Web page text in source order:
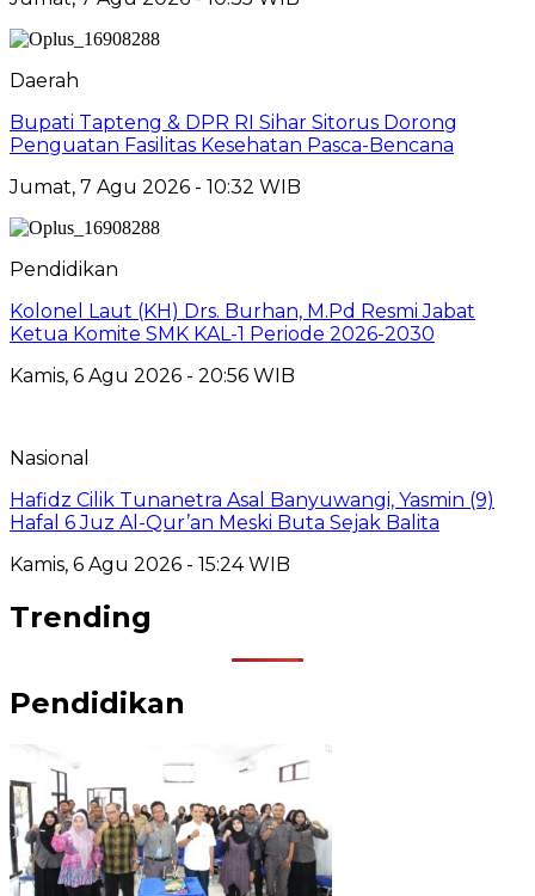
Daerah
Bupati Tapteng & DPR RI Sihar Sitorus Dorong
Penguatan Fasilitas Kesehatan Pasca-Bencana
Jumat, 7 Agu 2026 - 10:32 WIB
Pendidikan
Kolonel Laut (KH) Drs. Burhan, M.Pd Resmi Jabat
Ketua Komite SMK KAL-1 Periode 2026-2030
Kamis, 6 Agu 2026 - 20:56 WIB
Nasional
Hafidz Cilik Tunanetra Asal Banyuwangi, Yasmin (9)
Hafal 6 Juz Al-Qur’an Meski Buta Sejak Balita
Kamis, 6 Agu 2026 - 15:24 WIB
Trending
Pendidikan